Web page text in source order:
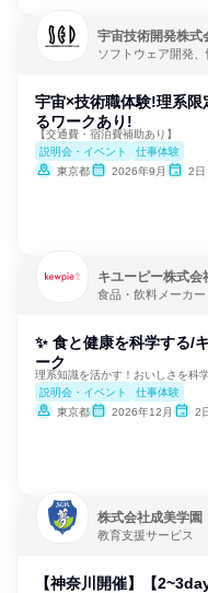
宇宙技術開発株式
ソフトウェア開発
宇宙×技術職体験!理系限
るワークあり!
【交通費・宿泊費補助あり】
説明会・イベント
仕事体験
東京都
2026年9月 2日
キユーピー株式会
食品・飲料メーカー
✨ 食と健康を科学する/
ーク
理系知識を活かす！おいしさを科
説明会・イベント
仕事体験
東京都
2026年12月 2
株式会社成美学園
教育支援サービス
【神奈川開催】【